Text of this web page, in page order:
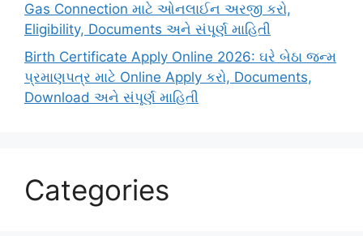
Gas Connection માટે ઓનલાઈન અરજી કરો,
Eligibility, Documents અને સંપૂર્ણ માહિતી
Birth Certificate Apply Online 2026: ઘરે બેઠા જન્મ
પ્રમાણપત્ર માટે Online Apply કરો, Documents,
Download અને સંપૂર્ણ માહિતી
Categories